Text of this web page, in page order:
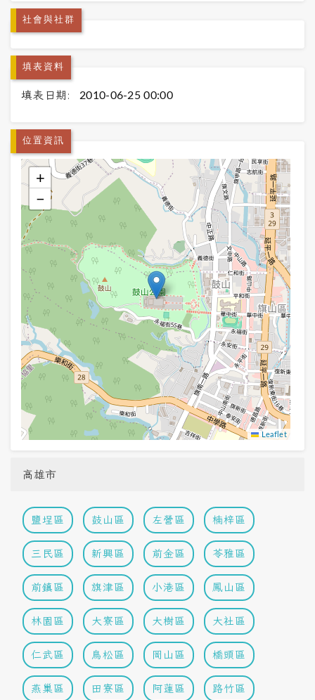
社會與社群
填表資料
填表日期: 2010-06-25 00:00
位置資訊
+
−
Leaflet
高雄市
鹽埕區 鼓山區 左營區 楠梓區
三民區 新興區 前金區 苓雅區
前鎮區 旗津區 小港區 鳳山區
林園區 大寮區 大樹區 大社區
仁武區 鳥松區 岡山區 橋頭區
燕巢區 田寮區 阿蓮區 路竹區